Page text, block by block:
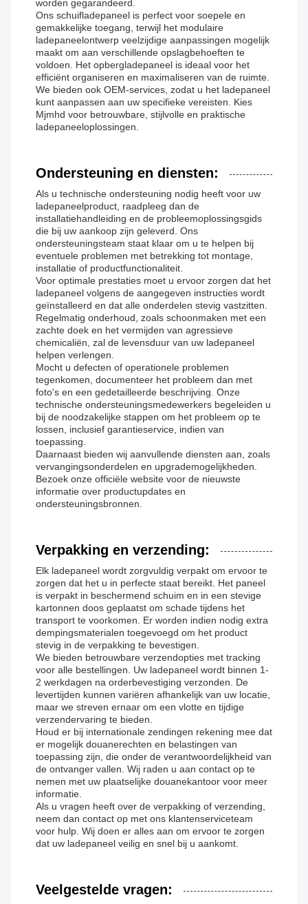
worden gegarandeerd.
Ons schuifladepaneel is perfect voor soepele en
gemakkelijke toegang, terwijl het modulaire
ladepaneelontwerp veelzijdige aanpassingen mogelijk
maakt om aan verschillende opslagbehoeften te
voldoen. Het opbergladepaneel is ideaal voor het
efficiënt organiseren en maximaliseren van de ruimte.
We bieden ook OEM-services, zodat u het ladepaneel
kunt aanpassen aan uw specifieke vereisten. Kies
Mjmhd voor betrouwbare, stijlvolle en praktische
ladepaneeloplossingen.
Ondersteuning en diensten:
Als u technische ondersteuning nodig heeft voor uw
ladepaneelproduct, raadpleeg dan de
installatiehandleiding en de probleemoplossingsgids
die bij uw aankoop zijn geleverd. Ons
ondersteuningsteam staat klaar om u te helpen bij
eventuele problemen met betrekking tot montage,
installatie of productfunctionaliteit.
Voor optimale prestaties moet u ervoor zorgen dat het
ladepaneel volgens de aangegeven instructies wordt
geïnstalleerd en dat alle onderdelen stevig vastzitten.
Regelmatig onderhoud, zoals schoonmaken met een
zachte doek en het vermijden van agressieve
chemicaliën, zal de levensduur van uw ladepaneel
helpen verlengen.
Mocht u defecten of operationele problemen
tegenkomen, documenteer het probleem dan met
foto's en een gedetailleerde beschrijving. Onze
technische ondersteuningsmedewerkers begeleiden u
bij de noodzakelijke stappen om het probleem op te
lossen, inclusief garantieservice, indien van
toepassing.
Daarnaast bieden wij aanvullende diensten aan, zoals
vervangingsonderdelen en upgrademogelijkheden.
Bezoek onze officiële website voor de nieuwste
informatie over productupdates en
ondersteuningsbronnen.
Verpakking en verzending:
Elk ladepaneel wordt zorgvuldig verpakt om ervoor te
zorgen dat het u in perfecte staat bereikt. Het paneel
is verpakt in beschermend schuim en in een stevige
kartonnen doos geplaatst om schade tijdens het
transport te voorkomen. Er worden indien nodig extra
dempingsmaterialen toegevoegd om het product
stevig in de verpakking te bevestigen.
We bieden betrouwbare verzendopties met tracking
voor alle bestellingen. Uw ladepaneel wordt binnen 1-
2 werkdagen na orderbevestiging verzonden. De
levertijden kunnen variëren afhankelijk van uw locatie,
maar we streven ernaar om een ​​vlotte en tijdige
verzendervaring te bieden.
Houd er bij internationale zendingen rekening mee dat
er mogelijk douanerechten en belastingen van
toepassing zijn, die onder de verantwoordelijkheid van
de ontvanger vallen. Wij raden u aan contact op te
nemen met uw plaatselijke douanekantoor voor meer
informatie.
Als u vragen heeft over de verpakking of verzending,
neem dan contact op met ons klantenserviceteam
voor hulp. Wij doen er alles aan om ervoor te zorgen
dat uw ladepaneel veilig en snel bij u aankomt.
Veelgestelde vragen: